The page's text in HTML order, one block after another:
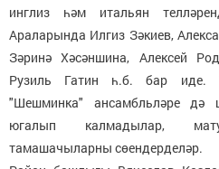
инглиз һәм итальян
Араларында Илгиз Зәкиев,
Зәринә Хәсәншина, Алексей
Рузиль Гатин һ.б. бар иде.
"Шешминка" ансамбльләре дә
югалып калмадылар,
тамашачыларны сөендерделәр.